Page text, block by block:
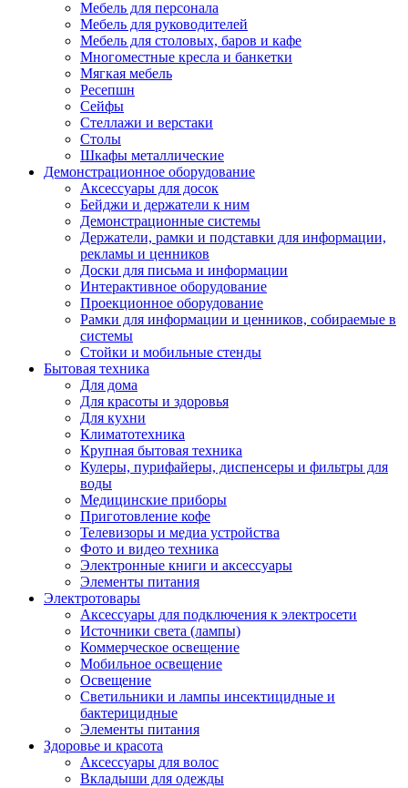
Мебель для персонала
Мебель для руководителей
Мебель для столовых, баров и кафе
Многоместные кресла и банкетки
Мягкая мебель
Ресепшн
Сейфы
Стеллажи и верстаки
Столы
Шкафы металлические
Демонстрационное оборудование
Аксессуары для досок
Бейджи и держатели к ним
Демонстрационные системы
Держатели, рамки и подставки для информации,
рекламы и ценников
Доски для письма и информации
Интерактивное оборудование
Проекционное оборудование
Рамки для информации и ценников, собираемые в
системы
Стойки и мобильные стенды
Бытовая техника
Для дома
Для красоты и здоровья
Для кухни
Климатотехника
Крупная бытовая техника
Кулеры, пурифайеры, диспенсеры и фильтры для
воды
Медицинские приборы
Приготовление кофе
Телевизоры и медиа устройства
Фото и видео техника
Электронные книги и аксессуары
Элементы питания
Электротовары
Аксессуары для подключения к электросети
Источники света (лампы)
Коммерческое освещение
Мобильное освещение
Освещение
Светильники и лампы инсектицидные и
бактерицидные
Элементы питания
Здоровье и красота
Аксессуары для волос
Вкладыши для одежды